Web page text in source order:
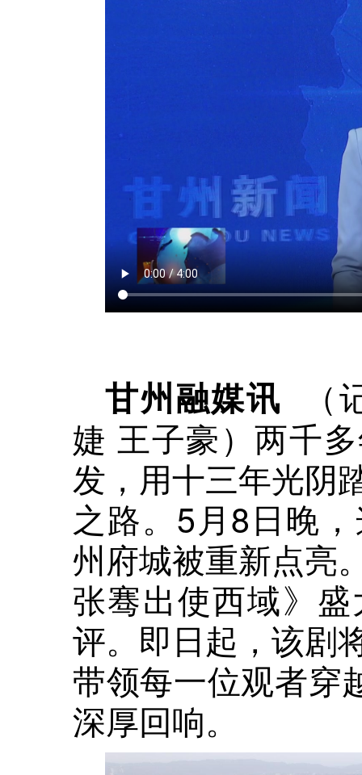
甘州融媒讯
（
婕 王子豪）两千
发，用十三年光阴
之路。5月8日晚
州府城被重新点亮
张骞出使西域》
评。即日起，该剧
带领每一位观者穿
深厚回响。